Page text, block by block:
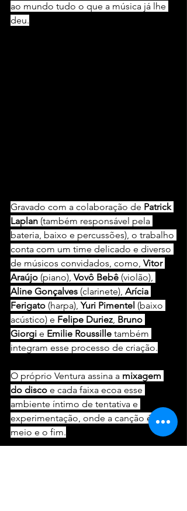
ao mundo tudo o que a música já lhe
deu.
Gravado com a colaboração de Patrick
Laplan (também responsável pela
bateria, baixo e percussões), o trabalho
conta com um time delicado e diverso
de músicos convidados, como, Vitor
Araújo (piano), Vovô Bebê (violão),
Aline Gonçalves (clarinete), Arícia
Ferigato (harpa), Yuri Pimentel (baixo
acústico) e Felipe Duriez, Bruno
Giorgi e Emilie Roussille também
integram esse processo de criação.
O próprio Ventura assina a mixagem
do disco e cada faixa ecoa esse
ambiente íntimo de tentativa e
experimentação, onde a canção é o
meio e o fim.